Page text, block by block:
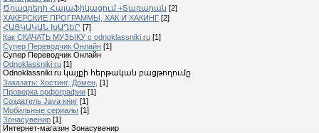
Ծրագրերի Հայաֆիկացում +Տառարան [2]
ХАКЕРСКИЕ ПРОГРАММЫ, ХАК И ХАКИНГ [2]
ՀԱՅԿԱԿԱՆ ԽԱՂԵՐ [7]
Как СКАЧАТЬ МУЗЫКУ с odnoklassniki.ru [1]
Cупер Переводчик Oнлайн [1]
Cупер Переводчик Oнлайн
Odnoklassniki.ru [1]
Odnoklassniki.ru կայքի հերթական բացթողումը
Заказать: Хостинг, Домен, [1]
Проверка орфографии [1]
Создатель Java книг [1]
Мобильные сериалы [1]
Зонасувенир [1]
Интернет-магазин Зонасувенир